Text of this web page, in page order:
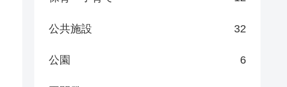
公共施設 32
公園 6